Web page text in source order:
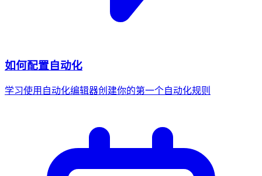
如何配置自动化
学习使用自动化编辑器创建你的第一个自动化规则